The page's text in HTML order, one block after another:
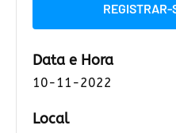
REGISTRAR-
Data e Hora
10-11-2022
Local